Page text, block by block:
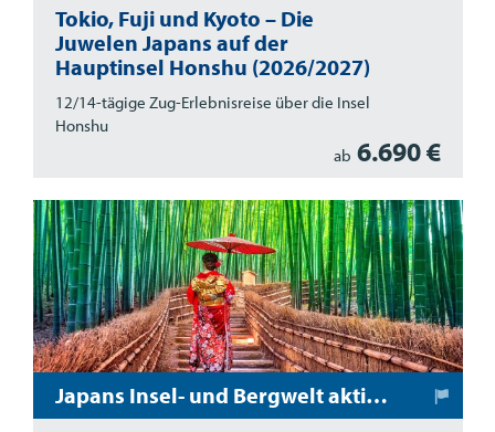
Tokio, Fuji und Kyoto – Die
Juwelen Japans auf der
Hauptinsel Honshu (2026/2027)
12/14-tägige Zug-Erlebnisreise über die Insel
Honshu
ab 6.690 €
Japans Insel- und Bergwelt aktiv erleben